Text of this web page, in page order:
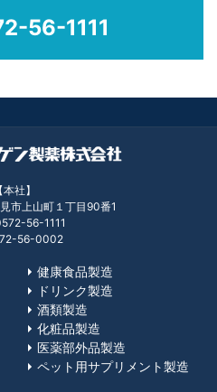
56-1111
【本社】
市上山町１丁目90番1
56-1111
56-0002
健康食品製造
ドリンク製造
酒類製造
化粧品製造
医薬部外品製造
ペット用サプリメント製造